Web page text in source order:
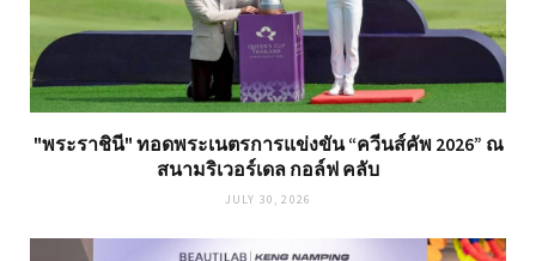
"พระราชินี" ทอดพระเนตรการแข่งขัน “ควีนส์คัพ 2026” ณ
สนามริเวอร์เดล กอล์ฟ คลับ
JULY 30, 2026